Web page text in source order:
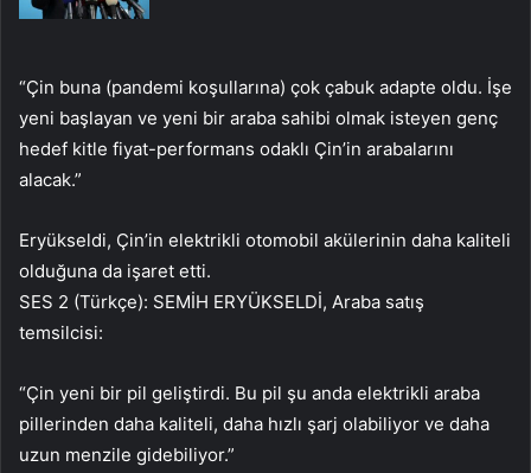
“Çin buna (pandemi koşullarına) çok çabuk adapte oldu. İşe
yeni başlayan ve yeni bir araba sahibi olmak isteyen genç
hedef kitle fiyat-performans odaklı Çin’in arabalarını
alacak.”
Eryükseldi, Çin’in elektrikli otomobil akülerinin daha kaliteli
olduğuna da işaret etti.
SES 2 (Türkçe): SEMİH ERYÜKSELDİ, Araba satış
temsilcisi:
“Çin yeni bir pil geliştirdi. Bu pil şu anda elektrikli araba
pillerinden daha kaliteli, daha hızlı şarj olabiliyor ve daha
uzun menzile gidebiliyor.”